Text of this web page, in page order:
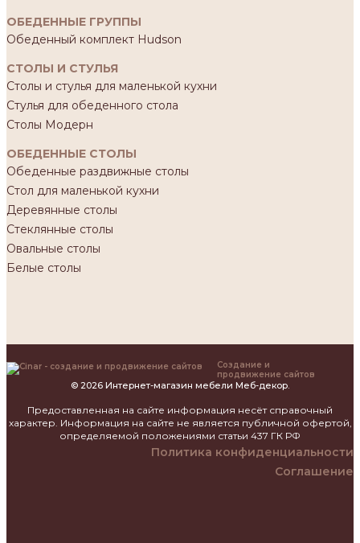
ОБЕДЕННЫЕ ГРУППЫ
Обеденный комплект Hudson
СТОЛЫ И СТУЛЬЯ
Столы и стулья для маленькой кухни
Стулья для обеденного стола
Столы Модерн
ОБЕДЕННЫЕ СТОЛЫ
Обеденные раздвижные столы
Стол для маленькой кухни
Деревянные столы
Стеклянные столы
Овальные столы
Белые столы
Создание и
продвижение сайтов
© 2026 Интернет-магазин мебели Меб-декор.
Предоставленная на сайте информация несёт справочный
характер. Информация на сайте не является публичной офертой,
определяемой положениями статьи 437 ГК РФ
Политика конфиденциальности
Соглашение